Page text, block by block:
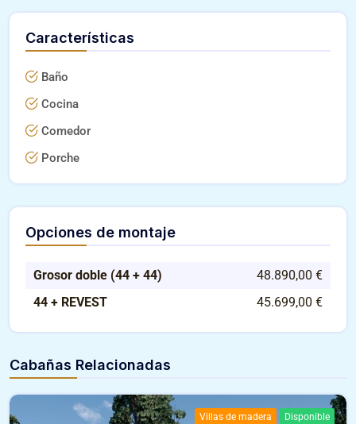
Características
Baño
Cocina
Comedor
Porche
Opciones de montaje
Grosor doble (44 + 44)
48.890,00 €
44 + REVEST
45.699,00 €
Cabañas Relacionadas
Villas de madera Disponible